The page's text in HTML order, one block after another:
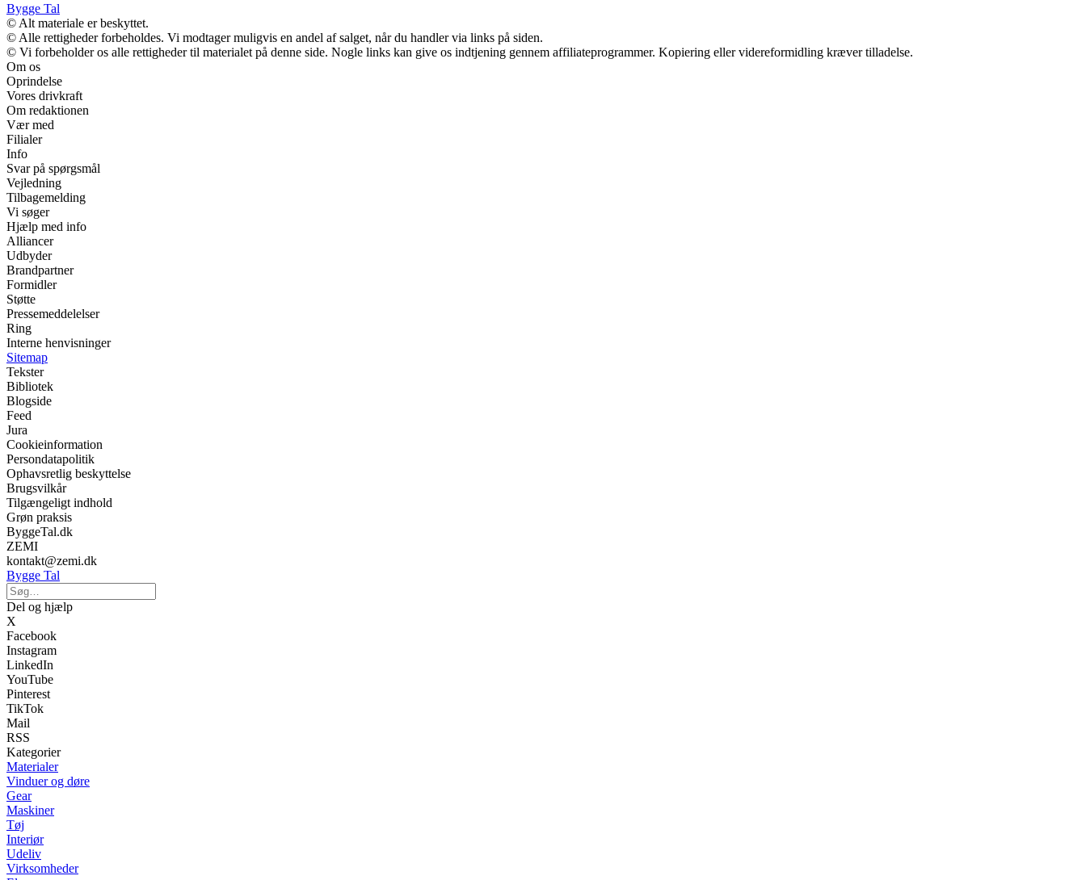
Bygge Tal
© Alt materiale er beskyttet.
© Alle rettigheder forbeholdes. Vi modtager muligvis en andel af salget, når du handler via links på siden.
© Vi forbeholder os alle rettigheder til materialet på denne side. Nogle links kan give os indtjening gennem affiliateprogrammer. Kopiering eller videreformidling kræver tilladelse.
Om os
Oprindelse
Vores drivkraft
Om redaktionen
Vær med
Filialer
Info
Svar på spørgsmål
Vejledning
Tilbagemelding
Vi søger
Hjælp med info
Alliancer
Udbyder
Brandpartner
Formidler
Støtte
Pressemeddelelser
Ring
Interne henvisninger
Sitemap
Tekster
Bibliotek
Blogside
Feed
Jura
Cookieinformation
Persondatapolitik
Ophavsretlig beskyttelse
Brugsvilkår
Tilgængeligt indhold
Grøn praksis
ByggeTal.dk
ZEMI
kontakt@zemi.dk
Bygge Tal
Del og hjælp
X
Facebook
Instagram
LinkedIn
YouTube
Pinterest
TikTok
Mail
RSS
Kategorier
Materialer
Vinduer og døre
Gear
Maskiner
Tøj
Interiør
Udeliv
Virksomheder